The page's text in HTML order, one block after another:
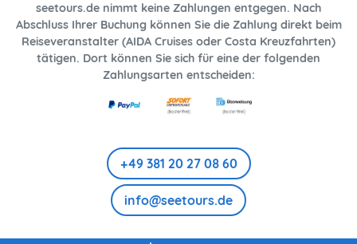
seetours.de nimmt keine Zahlungen entgegen. Nach
Abschluss Ihrer Buchung können Sie die Zahlung direkt beim
Reiseveranstalter (AIDA Cruises oder Costa Kreuzfahrten)
tätigen. Dort können Sie sich für eine der folgenden
Zahlungsarten entscheiden:
+49 381 20 27 08 60
info@seetours.de